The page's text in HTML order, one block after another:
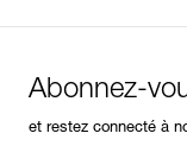
Abonnez-
et restez connecté à